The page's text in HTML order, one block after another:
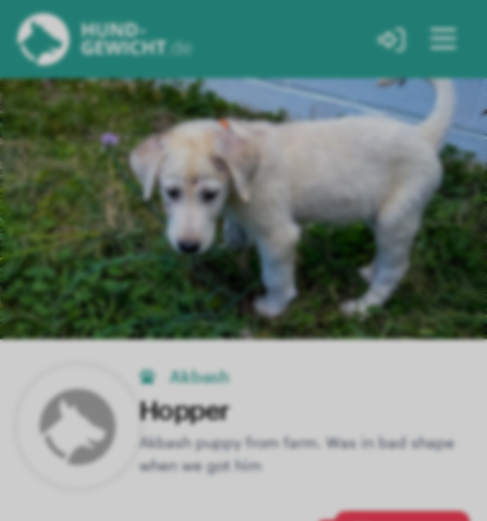
Akbash
Hopper
Akbash puppy from farm. Was in bad shape
when we got him